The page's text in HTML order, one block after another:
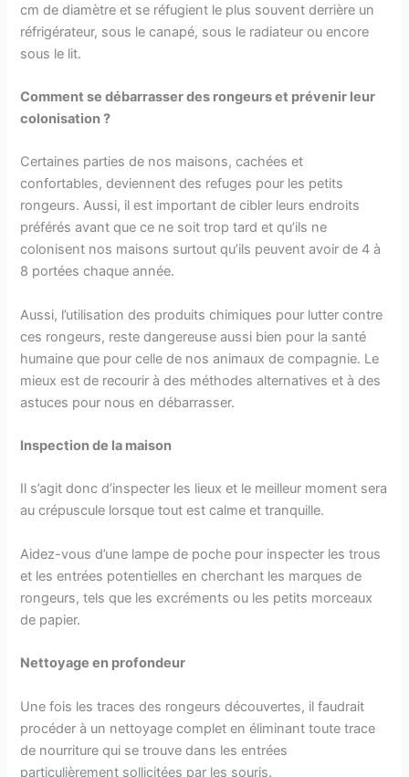
cm de diamètre et se réfugient le plus souvent derrière un
réfrigérateur, sous le canapé, sous le radiateur ou encore
sous le lit.
Comment se débarrasser des rongeurs et prévenir leur
colonisation ?
Certaines parties de nos maisons, cachées et
confortables, deviennent des refuges pour les petits
rongeurs. Aussi, il est important de cibler leurs endroits
préférés avant que ce ne soit trop tard et qu’ils ne
colonisent nos maisons surtout qu’ils peuvent avoir de 4 à
8 portées chaque année.
Aussi, l’utilisation des produits chimiques pour lutter contre
ces rongeurs, reste dangereuse aussi bien pour la santé
humaine que pour celle de nos animaux de compagnie. Le
mieux est de recourir à des méthodes alternatives et à des
astuces pour nous en débarrasser.
Inspection de la maison
Il s’agit donc d’inspecter les lieux et le meilleur moment sera
au crépuscule lorsque tout est calme et tranquille.
Aidez-vous d’une lampe de poche pour inspecter les trous
et les entrées potentielles en cherchant les marques de
rongeurs, tels que les excréments ou les petits morceaux
de papier.
Nettoyage en profondeur
Une fois les traces des rongeurs découvertes, il faudrait
procéder à un nettoyage complet en éliminant toute trace
de nourriture qui se trouve dans les entrées
particulièrement sollicitées par les souris.